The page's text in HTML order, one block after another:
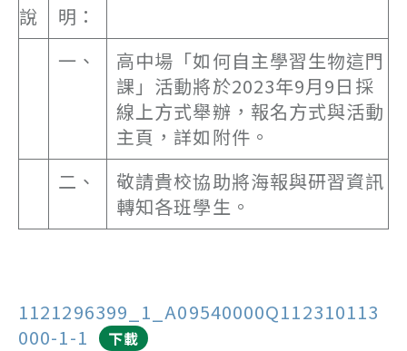
說
明：
一、
高中場「如何自主學習生物這門
課」活動將於2023年9月9日採
線上方式舉辦，報名方式與活動
主頁，詳如附件。
二、
敬請貴校協助將海報與研習資訊
轉知各班學生。
1121296399_1_A09540000Q112310113
000-1-1
下載